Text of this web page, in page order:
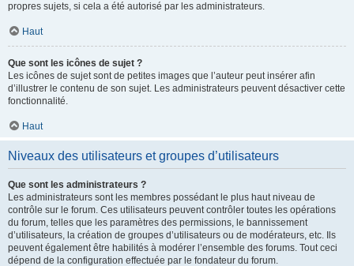
propres sujets, si cela a été autorisé par les administrateurs.
Haut
Que sont les icônes de sujet ?
Les icônes de sujet sont de petites images que l’auteur peut insérer afin
d’illustrer le contenu de son sujet. Les administrateurs peuvent désactiver cette
fonctionnalité.
Haut
Niveaux des utilisateurs et groupes d’utilisateurs
Que sont les administrateurs ?
Les administrateurs sont les membres possédant le plus haut niveau de
contrôle sur le forum. Ces utilisateurs peuvent contrôler toutes les opérations
du forum, telles que les paramètres des permissions, le bannissement
d’utilisateurs, la création de groupes d’utilisateurs ou de modérateurs, etc. Ils
peuvent également être habilités à modérer l’ensemble des forums. Tout ceci
dépend de la configuration effectuée par le fondateur du forum.